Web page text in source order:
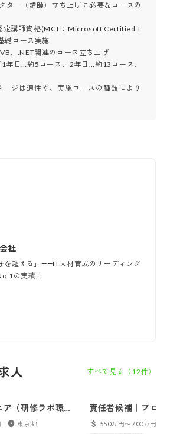
ター（講師）立ち上げに必要なコースの
講師資格(MCT：Microsoft Certified T
礎コース実施
、.NET関連のコース立ち上げ
1年目…約5コース、2年目…約13コース、
ジは適性や、実施コースの種類により
社
を超える」――IT人材育成のリーディング
の実績！
人 すべて見る（ 12件）
ア（研修ラボ環
東京都
責任者候補｜プロ
ング550万円〜700万円